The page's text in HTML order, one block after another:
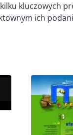
kluczowych
ich